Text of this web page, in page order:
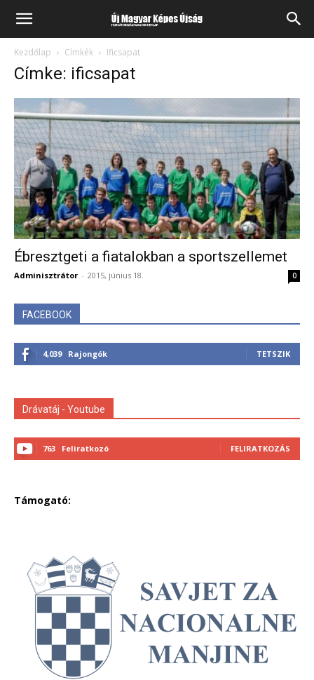
Kezdőlap Címkék Ificsapat
Címke: ificsapat
Ébresztgeti a fiatalokban a sportszellemet
Adminisztrátor - 2015, június 18. 0
FACEBOOK
4,039 Rajongók TETSZIK
Drávatáj - Youtube
763 Feliratkozó FELIRATKOZÁS
Támogató: